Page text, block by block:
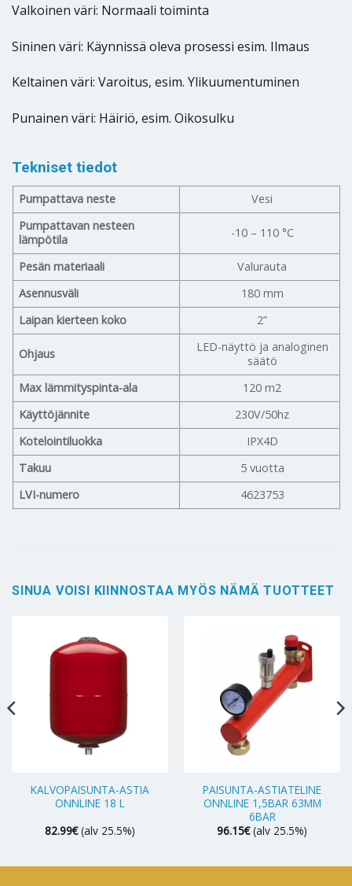
Valkoinen väri: Normaali toiminta
Sininen väri: Käynnissä oleva prosessi esim. Ilmaus
Keltainen väri: Varoitus, esim. Ylikuumentuminen
Punainen väri: Häiriö, esim. Oikosulku
Tekniset tiedot
Pumpattava neste
Vesi
Pumpattavan nesteen
lämpötila
-10 – 110 °C
Pesän materiaali
Valurauta
Asennusväli
180 mm
Laipan kierteen koko
2”
Ohjaus
LED-näyttö ja analoginen
säätö
Max lämmityspinta-ala
120 m2
Käyttöjännite
230V/50hz
Kotelointiluokka
IPX4D
Takuu
5 vuotta
LVI-numero
4623753
SINUA VOISI KIINNOSTAA MYÖS NÄMÄ TUOTTEET
KALVOPAISUNTA-ASTIA
ONNLINE 18 L
82.99€ (alv 25.5%)
PAISUNTA-ASTIATELINE
ONNLINE 1,5BAR 63MM
6BAR
96.15€ (alv 25.5%)